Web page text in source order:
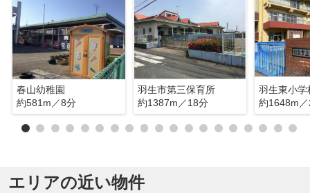
春山幼稚園
約581m／8分
羽生市第三保育所
約1387m／18分
羽生東小学
約1648m
エリアの近い物件